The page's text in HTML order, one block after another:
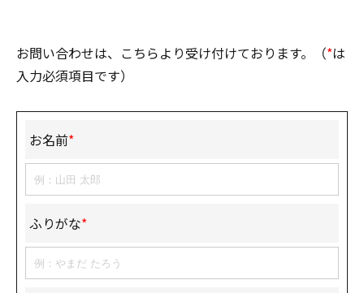
お知らせ
お問い合わせは、こちらより受け付けております。（*は
入力必須項目です）
お名前*
ふりがな*